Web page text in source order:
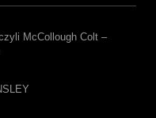
McCollough Colt –